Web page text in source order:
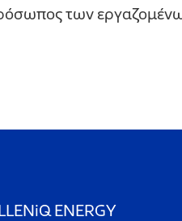
των
ENERGY